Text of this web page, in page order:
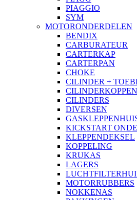
PIAGGIO
SYM
MOTORONDERDELEN
BENDIX
CARBURATEUR
CARTERKAP
CARTERPAN
CHOKE
CILINDER +
CILINDERKOPPEN
CILINDERS
DIVERSEN
KICKSTART
KLEPPENDEKSEL
KOPPELING
KRUKAS
LAGERS
MOTORRUBBERS
NOKKENAS